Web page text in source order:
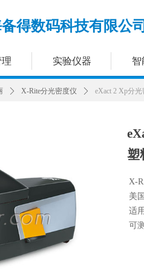
实验仪器 智
得数码科技有限公
ꄲ X-Rite分光密度仪 ꄲ eXact 2 Xp分
X-
美
适
可
塑